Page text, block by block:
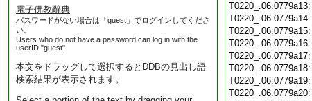
電子佛教辭典
パスワードがない場合は「guest」でログインしてくださ
い。
Users who do not have a password can log in with the
userID "guest".
本文をドラッグして選択するとDDBの見出し語
検索結果が表示されます。
T0220_.06.0779a13:
T0220_.06.0779a14:
T0220_.06.0779a15:
T0220_.06.0779a16:
T0220_.06.0779a17:
T0220_.06.0779a18:
T0220_.06.0779a19:
T0220_.06.0779a20: